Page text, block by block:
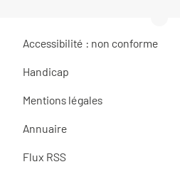
Accessibilité : non conforme
Handicap
Mentions légales
Annuaire
Flux RSS